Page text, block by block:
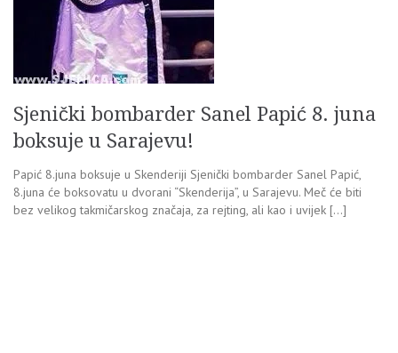
Sjenički bombarder Sanel Papić 8. juna
boksuje u Sarajevu!
Papić 8.juna boksuje u Skenderiji Sjenički bombarder Sanel Papić,
8.juna će boksovatu u dvorani “Skenderija”, u Sarajevu. Meč će biti
bez velikog takmičarskog značaja, za rejting, ali kao i uvijek […]